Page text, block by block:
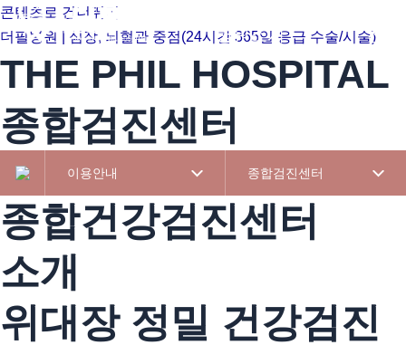
콘텐츠로 건너뛰기
더필병원 | 심장, 뇌혈관 중점(24시간 365일 응급 수술/시술)
병원소개 진료
THE PHIL HOSPITAL
종합검진센터
이용안내 종합검진센터
종합건강검진센터
소개
위대장 정밀 건강검진